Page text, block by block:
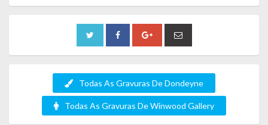
Todas As Gravuras De Dondeyne
Todas As Gravuras De Winwood Gallery